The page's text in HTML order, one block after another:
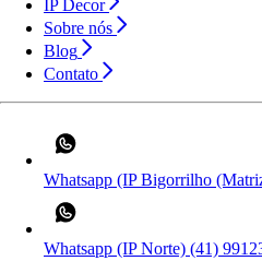
IP Decor
Sobre nós
Blog
Contato
Whatsapp (IP Bigorrilho
Whatsapp (IP Norte) (41)